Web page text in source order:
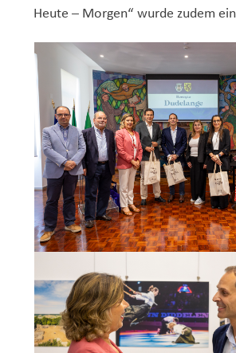
Heute – Morgen“ wurde zudem